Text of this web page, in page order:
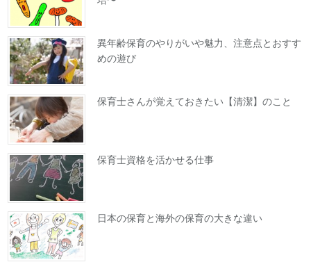
異年齢保育のやりがいや魅力、注意点とおすす
めの遊び
保育士さんが覚えておきたい【清潔】のこと
保育士資格を活かせる仕事
日本の保育と海外の保育の大きな違い